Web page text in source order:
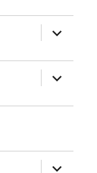
anzeigen
anzeigen